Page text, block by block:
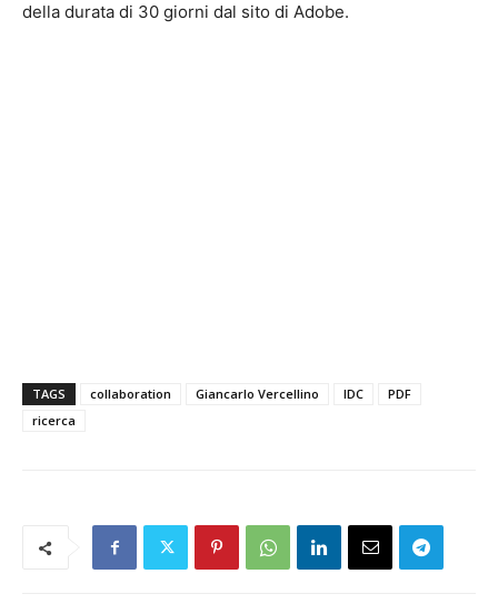
della durata di 30 giorni dal sito di Adobe.
TAGS collaboration Giancarlo Vercellino IDC
PDF
ricerca